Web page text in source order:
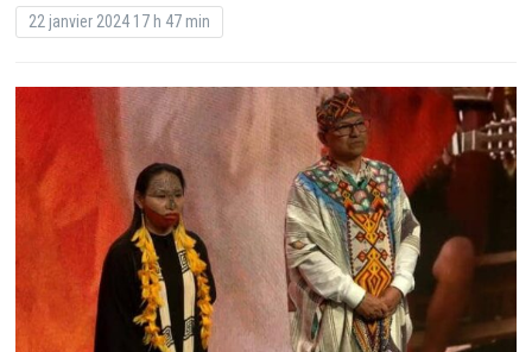
22 janvier 2024 17 h 47 min